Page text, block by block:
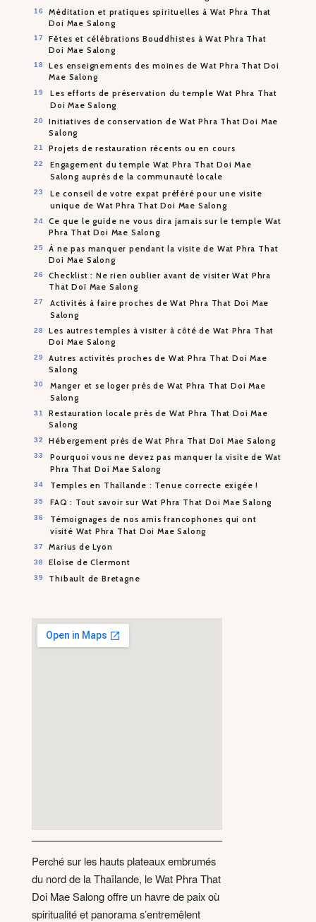
Méditation et pratiques spirituelles à Wat Phra That
Doi Mae Salong
Fêtes et célébrations Bouddhistes à Wat Phra That
Doi Mae Salong
Les enseignements des moines de Wat Phra That Doi
Mae Salong
Les efforts de préservation du temple Wat Phra That
Doi Mae Salong
Initiatives de conservation de Wat Phra That Doi Mae
Salong
Projets de restauration récents ou en cours
Engagement du temple Wat Phra That Doi Mae
Salong auprès de la communauté locale
Le conseil de votre expat préféré pour une visite
unique de Wat Phra That Doi Mae Salong
Ce que le guide ne vous dira jamais sur le temple Wat
Phra That Doi Mae Salong
À ne pas manquer pendant la visite de Wat Phra That
Doi Mae Salong
Checklist : Ne rien oublier avant de visiter Wat Phra
That Doi Mae Salong
Activités à faire proches de Wat Phra That Doi Mae
Salong
Les autres temples à visiter à côté de Wat Phra That
Doi Mae Salong
Autres activités proches de Wat Phra That Doi Mae
Salong
Manger et se loger près de Wat Phra That Doi Mae
Salong
Restauration locale près de Wat Phra That Doi Mae
Salong
Hébergement près de Wat Phra That Doi Mae Salong
Pourquoi vous ne devez pas manquer la visite de Wat
Phra That Doi Mae Salong
Temples en Thaïlande : Tenue correcte exigée !
FAQ : Tout savoir sur Wat Phra That Doi Mae Salong
Témoignages de nos amis francophones qui ont
visité Wat Phra That Doi Mae Salong
Marius de Lyon
Eloïse de Clermont
Thibault de Bretagne
Perché sur les hauts plateaux embrumés
du nord de la Thaïlande, le Wat Phra That
Doi Mae Salong offre un havre de paix où
spiritualité et panorama s’entremêlent